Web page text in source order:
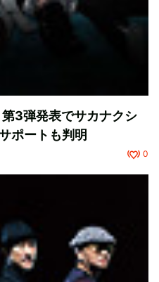
第3弾発表でサカナクシ
ポートも判明
0